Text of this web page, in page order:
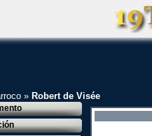
» Robert de Visée